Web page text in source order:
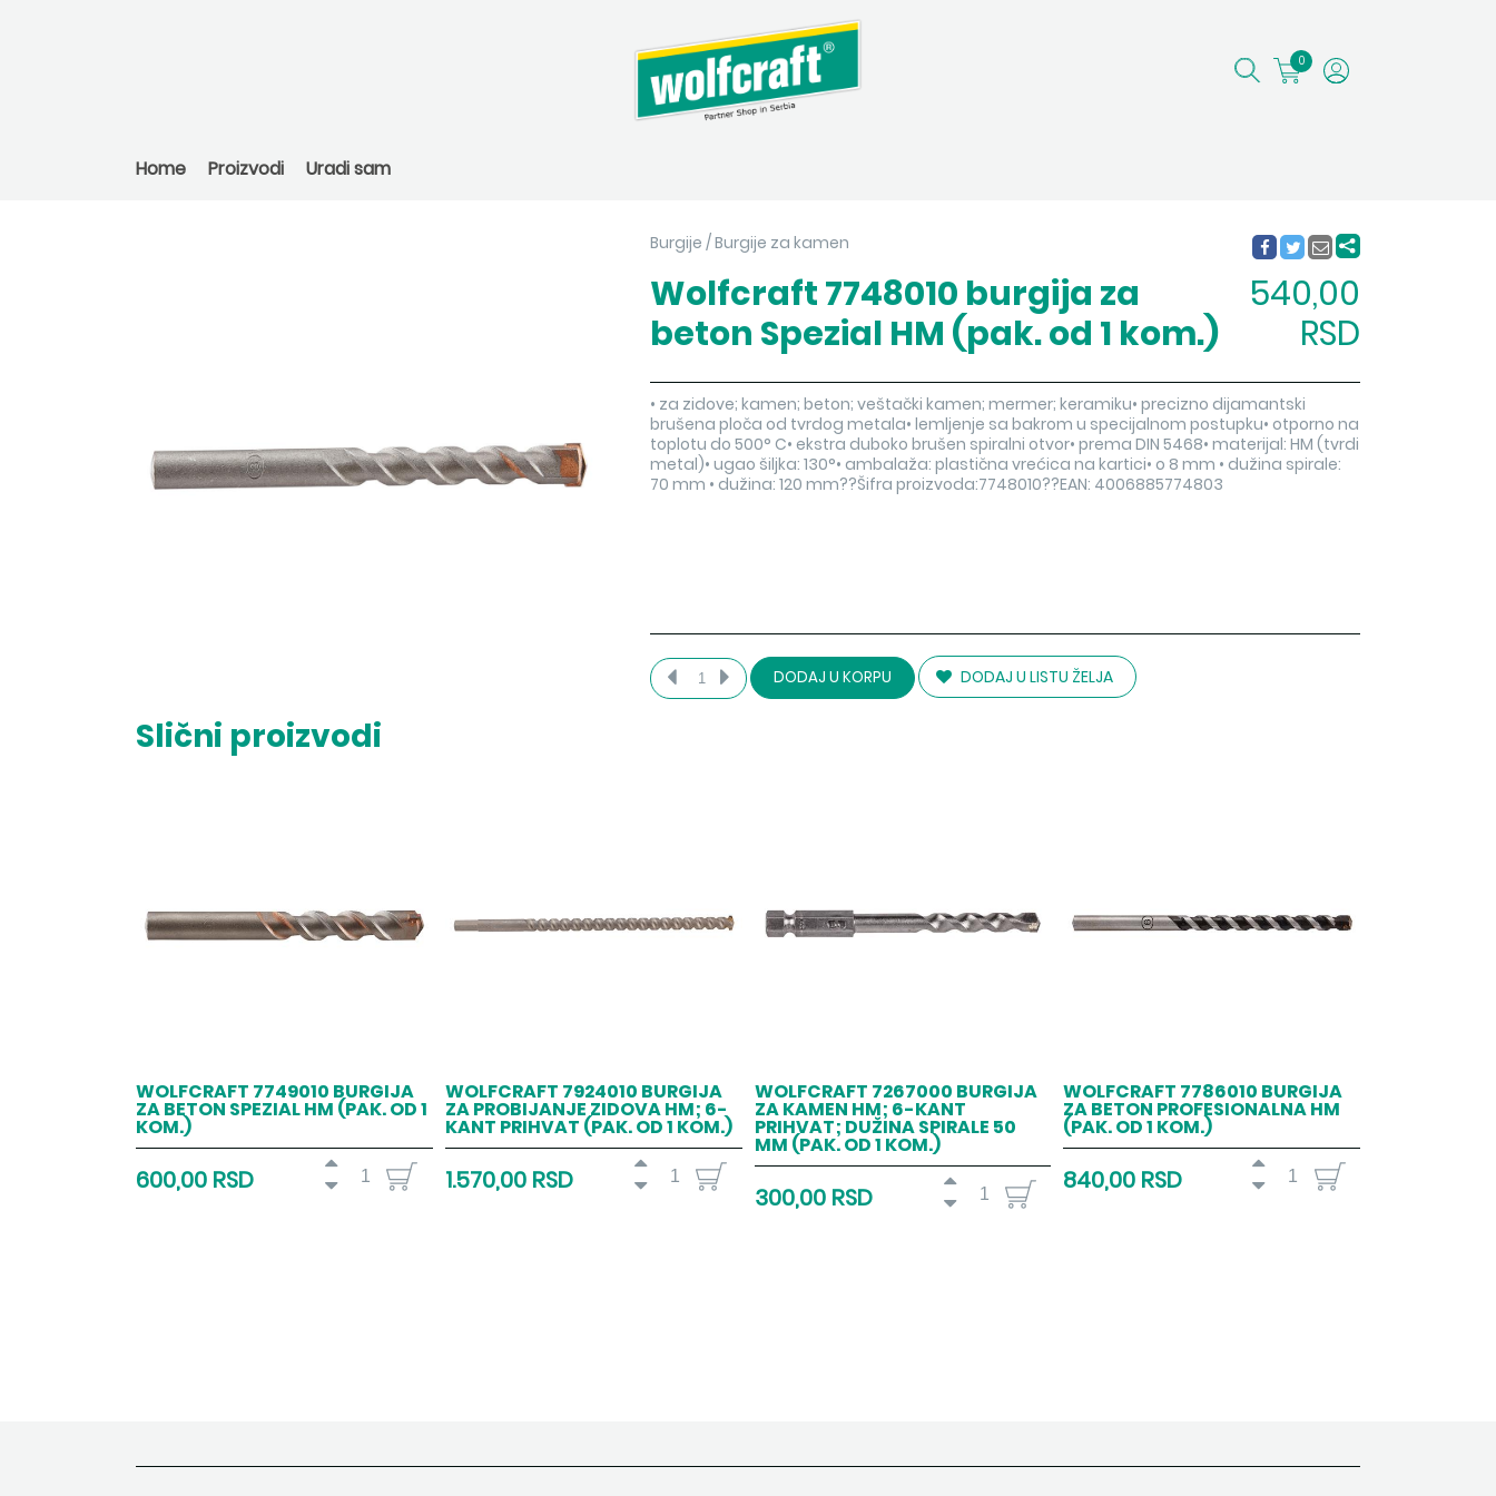
0
Home Proizvodi Uradi sam
Burgije /Burgije za kamen
Wolfcraft 7748010 burgija za
beton Spezial HM (pak. od 1 kom.)
540,00
RSD
• za zidove; kamen; beton; veštački kamen; mermer; keramiku• precizno dijamantski
brušena ploča od tvrdog metala• lemljenje sa bakrom u specijalnom postupku• otporno na
toplotu do 500° C• ekstra duboko brušen spiralni otvor• prema DIN 5468• materijal: HM (tvrdi
metal)• ugao šiljka: 130°• ambalaža: plastična vrećica na kartici• o 8 mm • dužina spirale:
70 mm • dužina: 120 mm??Šifra proizvoda:7748010??EAN: 4006885774803
DODAJ U KORPU DODAJ U LISTU ŽELJA
Slični proizvodi
WOLFCRAFT 7749010 BURGIJA
ZA BETON SPEZIAL HM (PAK. OD 1
KOM.)
600,00 RSD
WOLFCRAFT 7924010 BURGIJA
ZA PROBIJANJE ZIDOVA HM; 6-
KANT PRIHVAT (PAK. OD 1 KOM.)
1.570,00 RSD
WOLFCRAFT 7267000 BURGIJA
ZA KAMEN HM; 6-KANT
PRIHVAT; DUŽINA SPIRALE 50
MM (PAK. OD 1 KOM.)
300,00 RSD
WOLFCRAFT 7786010 BURGIJA
ZA BETON PROFESIONALNA HM
(PAK. OD 1 KOM.)
840,00 RSD